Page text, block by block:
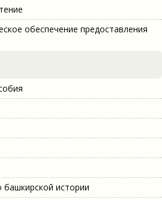
обеспечение предоставления
башкирской истории